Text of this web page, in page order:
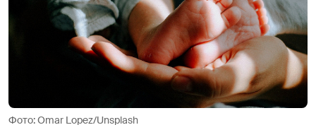
Фото: Omar Lopez/Unsplash